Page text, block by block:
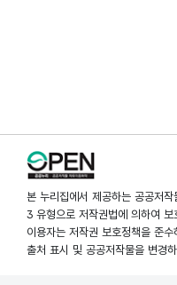
본 누리집에서 제공하는 공공저
3 유형으로 저작권법에 의하여 보
이용자는 저작권 보호정책을 준
출처 표시 및 공공저작물을 변경